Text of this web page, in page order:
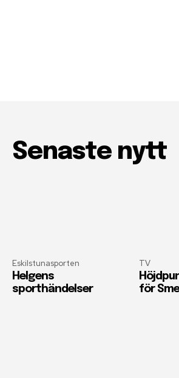
Senaste nytt
Eskilstunasporten
Helgens
sporthändelser
TV
för